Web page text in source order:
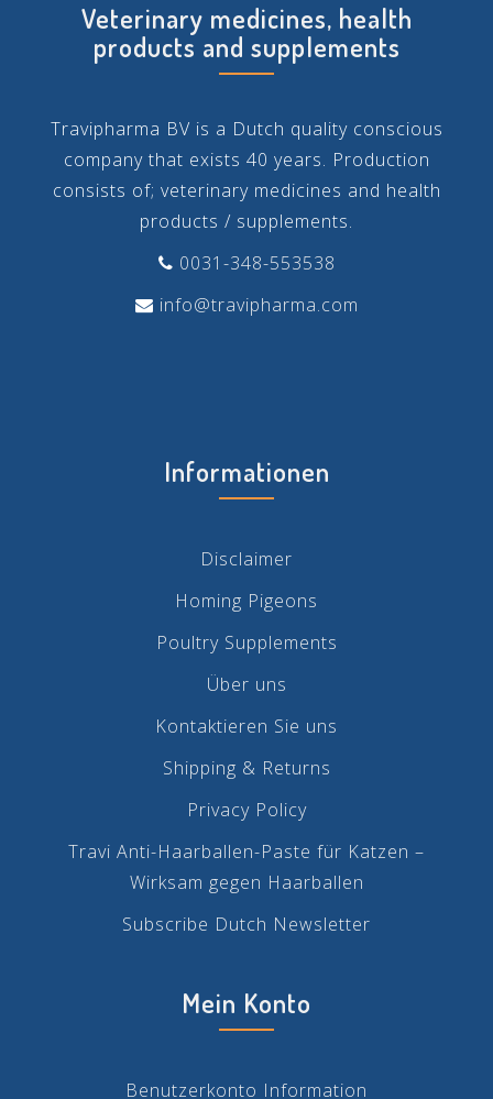
Veterinary medicines, health
products and supplements
Travipharma BV is a Dutch quality conscious
company that exists 40 years. Production
consists of; veterinary medicines and health
products / supplements.
0031-348-553538
info@travipharma.com
Informationen
Disclaimer
Homing Pigeons
Poultry Supplements
Über uns
Kontaktieren Sie uns
Shipping & Returns
Privacy Policy
Travi Anti-Haarballen-Paste für Katzen –
Wirksam gegen Haarballen
Subscribe Dutch Newsletter
Mein Konto
Benutzerkonto Information